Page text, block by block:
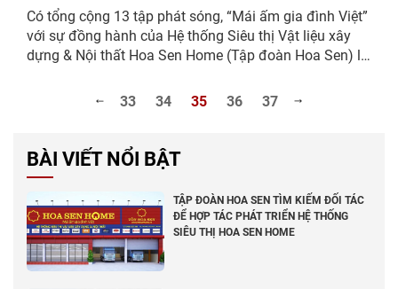
Có tổng cộng 13 tập phát sóng, “Mái ấm gia đình Việt”
với sự đồng hành của Hệ thống Siêu thị Vật liệu xây
dựng & Nội thất Hoa Sen Home (Tập đoàn Hoa Sen) là
văn sâu sắc. Chương trình ra đời...
33 34 35 36 37
BÀI VIẾT NỔI BẬT
TẬP ĐOÀN HOA SEN TÌM KIẾM ĐỐI TÁC
ĐỂ HỢP TÁC PHÁT TRIỂN HỆ THỐNG
SIÊU THỊ HOA SEN HOME